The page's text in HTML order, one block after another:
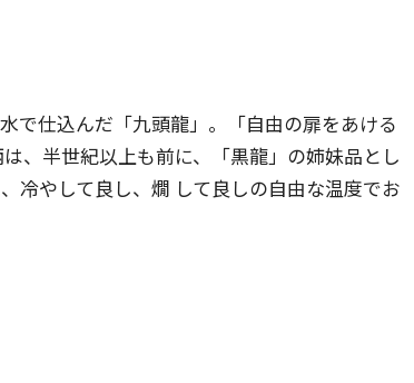
で仕込んだ「九頭龍」。「自由の扉をあける
、半世紀以上も前に、「黒龍」の姉妹品とし
冷やして良し、燗 して良しの自由な温度でお